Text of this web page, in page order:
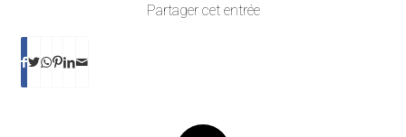
Partager cet entrée